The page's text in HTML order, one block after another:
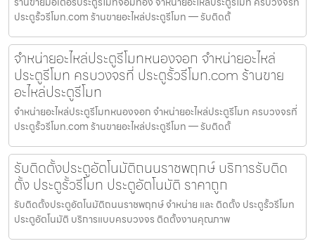
ประตูรั้วรีโมท.com ร้านขายอะไหล่ประตูรีโมท — รับติดตั้
จำหน่ายอะไหล่ประตูรีโมทหนองจอก จำหน่ายอะไหล่
ประตูรีโมท ครบวงจรที่ ประตูรั้วรีโมท.com ร้านขาย
อะไหล่ประตูรีโมท
จำหน่ายอะไหล่ประตูรีโมทหนองจอก จำหน่ายอะไหล่ประตูรีโมท ครบวงจรที่
ประตูรั้วรีโมท.com ร้านขายอะไหล่ประตูรีโมท — รับติดตั้
รับติดตั้งประตูอัตโนมัติถนนราชพฤกษ์ บริการรับติด
ตั้ง ประตูรั้วรีโมท ประตูอัตโนมัติ ราคาถูก
รับติดตั้งประตูอัตโนมัติถนนราชพฤกษ์ จำหน่าย และ ติดตั้ง ประตูรั้วรีโมท
ประตูอัตโนมัติ บริการแบบครบวงจร ติดตั้งงานคุณภาพ